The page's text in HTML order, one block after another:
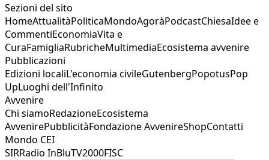
Sezioni del sito
HomeAttualitàPoliticaMondoAgoràPodcastChiesaIdee e
CommentiEconomiaVita e
CuraFamigliaRubricheMultimediaEcosistema avvenire
Pubblicazioni
Edizioni localiL'economia civileGutenbergPopotusPop
UpLuoghi dell'Infinito
Avvenire
Chi siamoRedazioneEcosistema
AvvenirePubblicitàFondazione AvvenireShopContatti
Mondo CEI
SIRRadio InBluTV2000FISC